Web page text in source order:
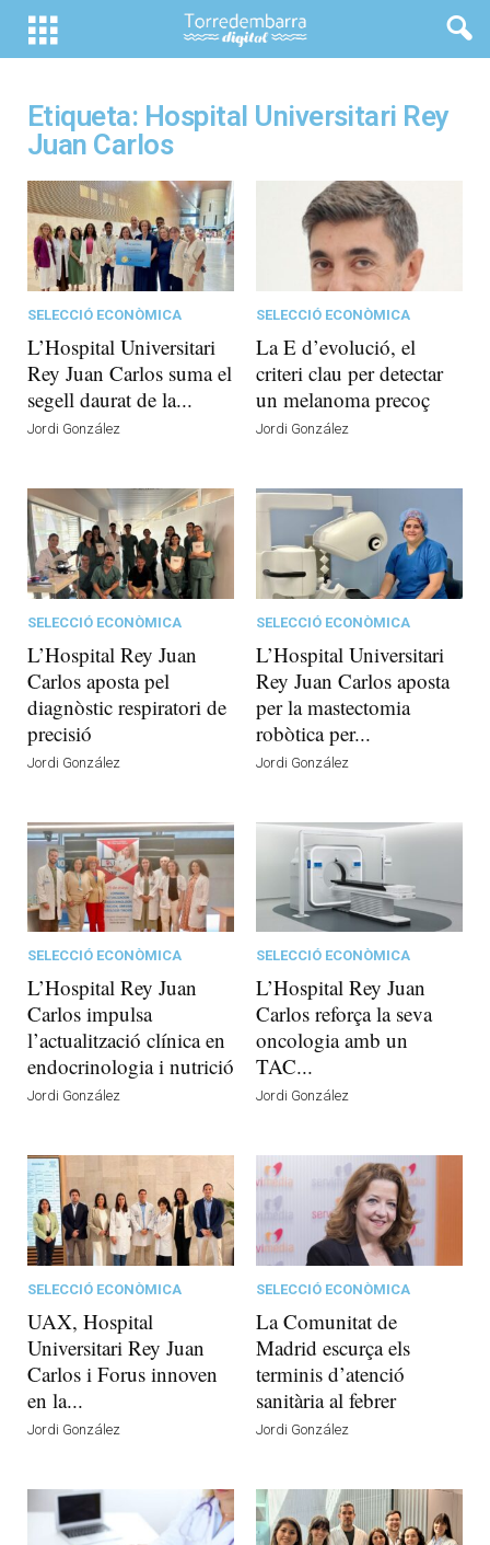
Etiqueta: Hospital Universitari Rey
Juan Carlos
SELECCIÓ ECONÒMICA
L’Hospital Universitari
Rey Juan Carlos suma el
segell daurat de la...
Jordi González
SELECCIÓ ECONÒMICA
La E d’evolució, el
criteri clau per detectar
un melanoma precoç
Jordi González
SELECCIÓ ECONÒMICA
L’Hospital Rey Juan
Carlos aposta pel
diagnòstic respiratori de
precisió
Jordi González
SELECCIÓ ECONÒMICA
L’Hospital Universitari
Rey Juan Carlos aposta
per la mastectomia
robòtica per...
Jordi González
SELECCIÓ ECONÒMICA
L’Hospital Rey Juan
Carlos impulsa
l’actualització clínica en
endocrinologia i nutrició
Jordi González
SELECCIÓ ECONÒMICA
L’Hospital Rey Juan
Carlos reforça la seva
oncologia amb un
TAC...
Jordi González
SELECCIÓ ECONÒMICA
UAX, Hospital
Universitari Rey Juan
Carlos i Forus innoven
en la...
Jordi González
SELECCIÓ ECONÒMICA
La Comunitat de
Madrid escurça els
terminis d’atenció
sanitària al febrer
Jordi González